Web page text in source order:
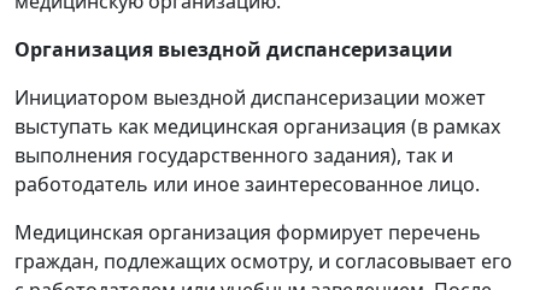
Организация выездной диспансеризации
Инициатором выездной диспансеризации может
выступать как медицинская организация (в рамках
выполнения государственного задания), так и
работодатель или иное заинтересованное лицо.
Медицинская организация формирует перечень
граждан, подлежащих осмотру, и согласовывает его